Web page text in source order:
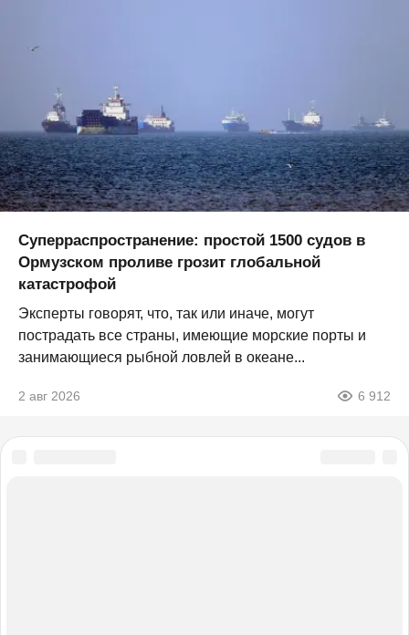
Суперраспространение: простой 1500 судов в
Ормузском проливе грозит глобальной
катастрофой
Эксперты говорят, что, так или иначе, могут
пострадать все страны, имеющие морские порты и
занимающиеся рыбной ловлей в океане...
2 авг 2026 6 912